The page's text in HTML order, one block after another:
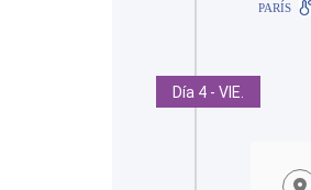
PARÍS
Día 4 - VIE.